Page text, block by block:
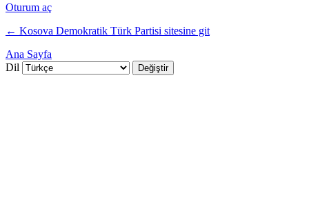
Oturum aç
← Kosova Demokratik Türk Partisi sitesine git
Ana Sayfa
Dil